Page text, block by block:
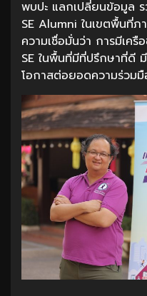
พบปะ แลกเปลี่ยนข้อมูล
SE Alumni ในเขตพื้นที่ภ
ความเชื่อมั่นว่า การมีเครื
SE ในพื้นที่มีที่ปรึกษาที่ดี
โอกาสต่อยอดความร่วมมื